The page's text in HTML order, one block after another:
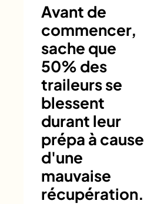
Avant de
commencer,
sache que
50% des
traileurs se
blessent
durant leur
prépa à cause
d'une
mauvaise
récupération.